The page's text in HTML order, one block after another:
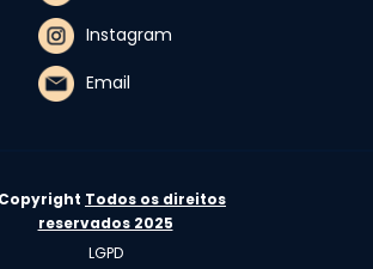
Instagram
Email
Todos os direitos
reservados 2025
LGPD